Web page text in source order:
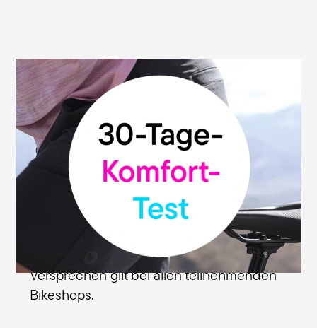
30 Tage Geld-zurück-Garantie
Wir sind überzeugt von der hohen Qualität
und Funktionalität unserer Sättel. Deshalb
geben wir dir unsere Geld-zurück-
Garantie: Du kannst deinen Terry-Sattel
ohne Risiko testen und innerhalb von 30
Tagen ab Kaufdatum bei dem
Fachhändler zurückgeben, bei dem du
den Sattel erworben hast. Dieses
Versprechen gilt bei allen teilnehmenden
Bikeshops.